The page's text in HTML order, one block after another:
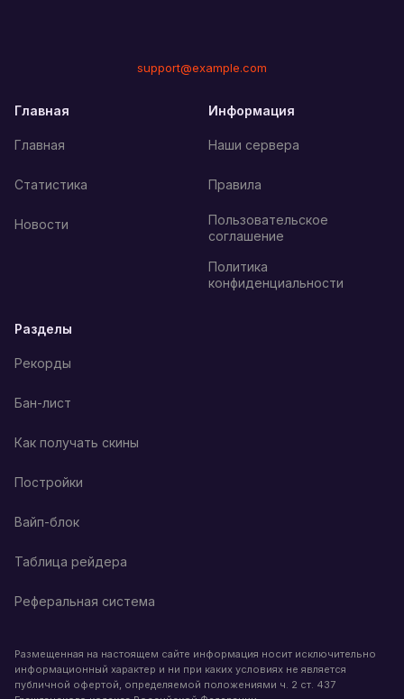
support@example.com
Главная
Главная
Статистика
Новости
Информация
Наши сервера
Правила
Пользовательское
соглашение
Политика
конфиденциальности
Разделы
Рекорды
Бан-лист
Как получать скины
Постройки
Вайп-блок
Таблица рейдера
Реферальная система
Размещенная на настоящем сайте информация носит исключительно
информационный характер и ни при каких условиях не является
публичной офертой, определяемой положениями ч. 2 ст. 437